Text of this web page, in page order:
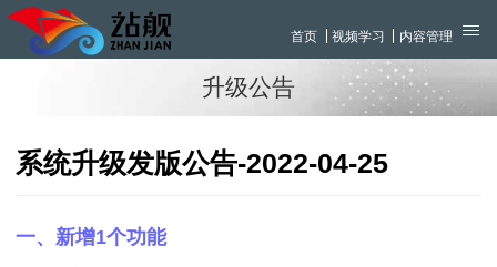
首页 视频学习 内容管理
升级公告
系统升级发版公告-2022-04-25
一、新增1个功能